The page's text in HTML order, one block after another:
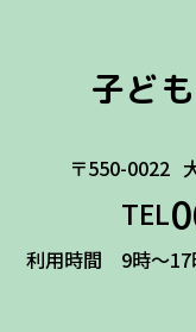
子ど
〒550-0022
TEL
利用時間 9時～17